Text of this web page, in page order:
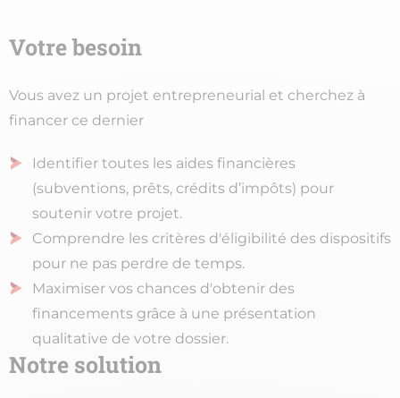
Votre besoin
Vous avez un projet entrepreneurial et cherchez à
financer ce dernier​
Identifier toutes les aides financières
(subventions, prêts, crédits d’impôts) pour
soutenir votre projet.​
Comprendre les critères d'éligibilité des dispositifs
pour ne pas perdre de temps.​
Maximiser vos chances d'obtenir des
financements grâce à une présentation
qualitative de votre dossier.
Notre solution